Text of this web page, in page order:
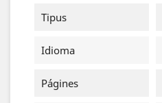
Tipus
Idioma
Págines